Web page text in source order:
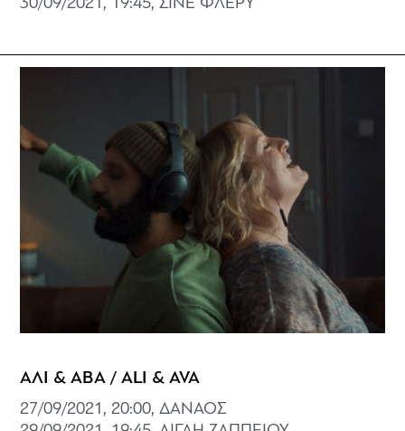
30/09/2021, 19:45, ΣΙΝΕ ΦΛΕΡΥ
ΑΛΙ & ΑΒΑ / ALI & AVA
27/09/2021, 20:00, ΔΑΝΑΟΣ